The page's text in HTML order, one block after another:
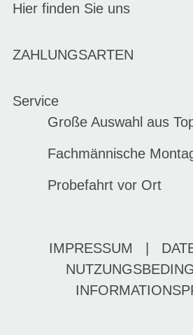
Hier finden Sie uns
ZAHLUNGSARTEN
Service
Große Auswahl aus
Fachmännische
Probefahrt vor Ort
IMPRESSUM